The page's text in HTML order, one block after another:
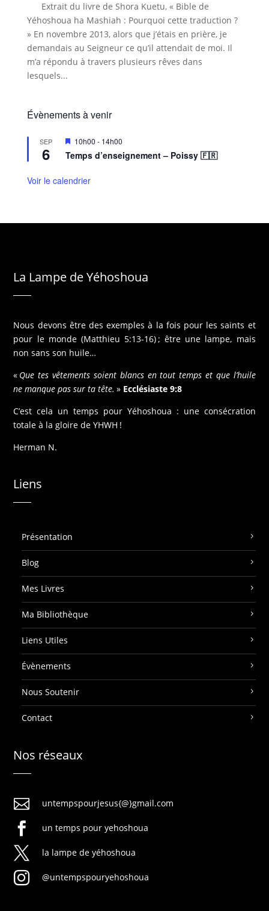
Extrait du livre de Shora Kuetu, « Bible de
Yéhoshoua ha Mashiah : Pourquoi cette traduction ?
» En novembre 2013, alors que j’étais en prière, je
demandais au Seigneur ce qu’il attendait de moi. Il
m’a répondu à travers plusieurs rêves dans
lesquels...
Évènements à venir
SEP
6
M
s
n
10h00 - 14h00
Temps d’enseignement – Poissy 🇫🇷
Voir le calendrier
La Lampe de Yéhoshoua
Nous devons être des exemples à la fois pour les saints et
pour le monde (Matthieu 5:13-16) ; être une lampe, mais
non sans son huile…
« Que tes vêtements soient blancs en tout temps et que l’huile
ne manque pas sur ta tête. » Ecclésiaste 9:8
C’est cela un temps pour Yéhoshoua : une consécration
totale à la gloire de YHWH !
Herman N.
Liens
Présentation
Blog
Mes Livres
Ma Bibliothèque
Liens Utiles
Évènements
Nous Soutenir
Contact
Nos réseaux
 untempspourjesus{@}gmail.com
 un temps pour yehoshoua
 la lampe de yéhoshoua
 @untempspouryehoshoua